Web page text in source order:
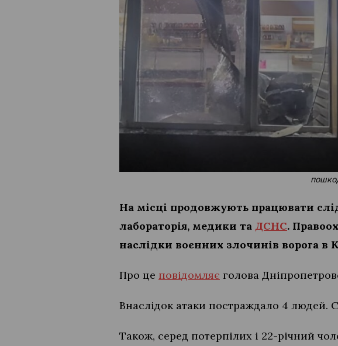
На місці продовжують працювати
лабораторія, медики та ДСНС.
наслідки воєнних злочинів ворога в
Про це повідомляє голова
Внаслідок атаки постраждало 4 людей.
Також, серед потерпілих і 22-річний